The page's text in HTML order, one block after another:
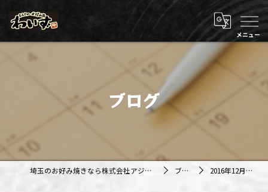
ブログ
埼玉のお好み焼きなら株式会社アジルカンパニー ブログ 2016年12月の記事